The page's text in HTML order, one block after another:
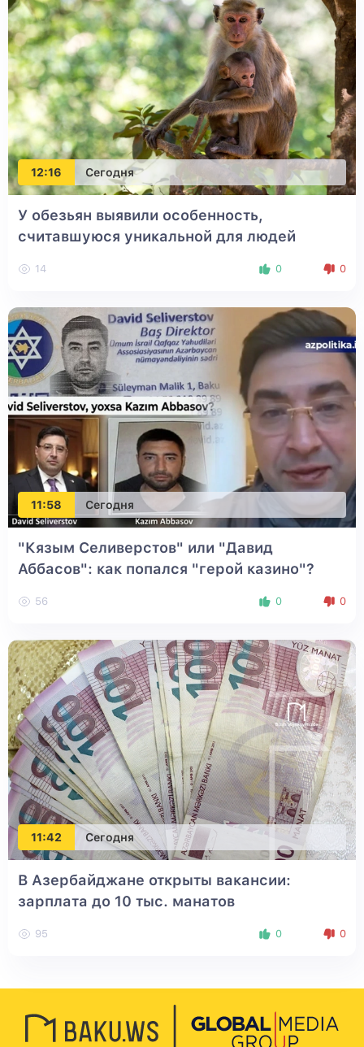
12:16 Сегодня
У обезьян выявили особенность,
считавшуюся уникальной для людей
14 0 0
11:58 Сегодня
"Кязым Селиверстов" или "Давид
Аббасов": как попался "герой казино"?
56 0 0
11:42 Сегодня
В Азербайджане открыты вакансии:
зарплата до 10 тыс. манатов
95 0 0